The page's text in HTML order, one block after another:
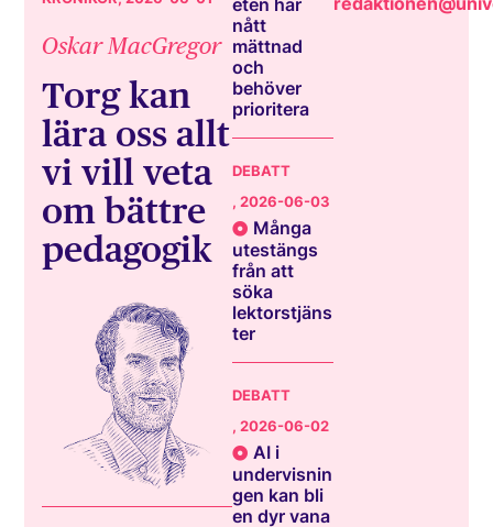
Oskar MacGregor
Torg kan
lära oss allt
vi vill veta
om bättre
pedagogik
nått
mättnad
och
behöver
prioritera
DEBATT
, 2026-06-03
Många
utestängs
från att
söka
lektorstjäns
ter
DEBATT
, 2026-06-02
AI i
undervisnin
gen kan bli
en dyr vana